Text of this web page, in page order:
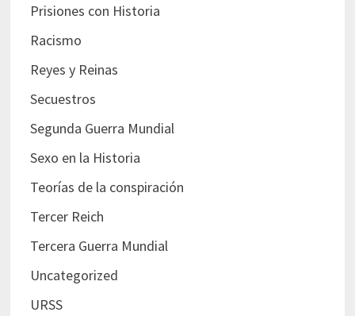
Prisiones con Historia
Racismo
Reyes y Reinas
Secuestros
Segunda Guerra Mundial
Sexo en la Historia
Teorías de la conspiración
Tercer Reich
Tercera Guerra Mundial
Uncategorized
URSS